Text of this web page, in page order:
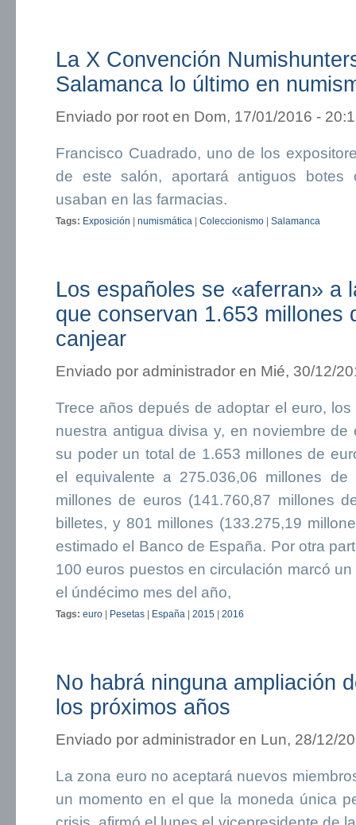
La X Convención
Salamanca lo último en
Enviado por root en Dom, 17/01/2016 -
Francisco Cuadrado, uno de los
de este salón, aportará antiguos
usaban en las farmacias.
Tags: Exposición | numismática | Coleccionismo | Salamanca
Los españoles se «aferran» a
que conservan 1.653 millones
canjear
Enviado por administrador en Mié, 30/12/
Trece años depués de adoptar el euro,
nuestra antigua divisa y, en noviembre
su poder un total de 1.653 millones de
el equivalente a 275.036,06 millones
millones de euros (141.760,87 millones
billetes, y 801 millones (133.275,19
estimado el Banco de España. Por otra
100 euros puestos en circulación marcó
el úndécimo mes del año,
Tags: euro Pesetas España 2015 2016
No habrá ninguna ampliación
los próximos años
Enviado por administrador en Lun, 28/12/
La zona euro no aceptará nuevos
un momento en el que la moneda única